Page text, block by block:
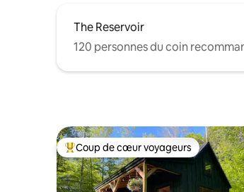
The Reservoir
120 personnes du coin
Coup de cœur voyageurs parmi les
Coup de cœur voyageurs